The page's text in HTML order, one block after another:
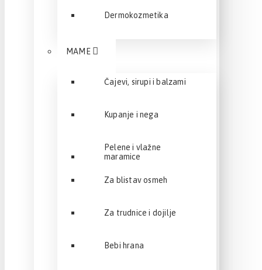
Dermokozmetika
MAME
Čajevi, sirupi i balzami
Kupanje i nega
Pelene i vlažne
maramice
Za blistav osmeh
Za trudnice i dojilje
Bebi hrana